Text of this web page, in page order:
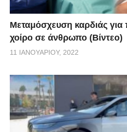
Μεταμόσχευση καρδιάς
χοίρο σε άνθρωπο (Βίντεο)
11 ΙΑΝΟΥΑΡΊΟΥ, 2022